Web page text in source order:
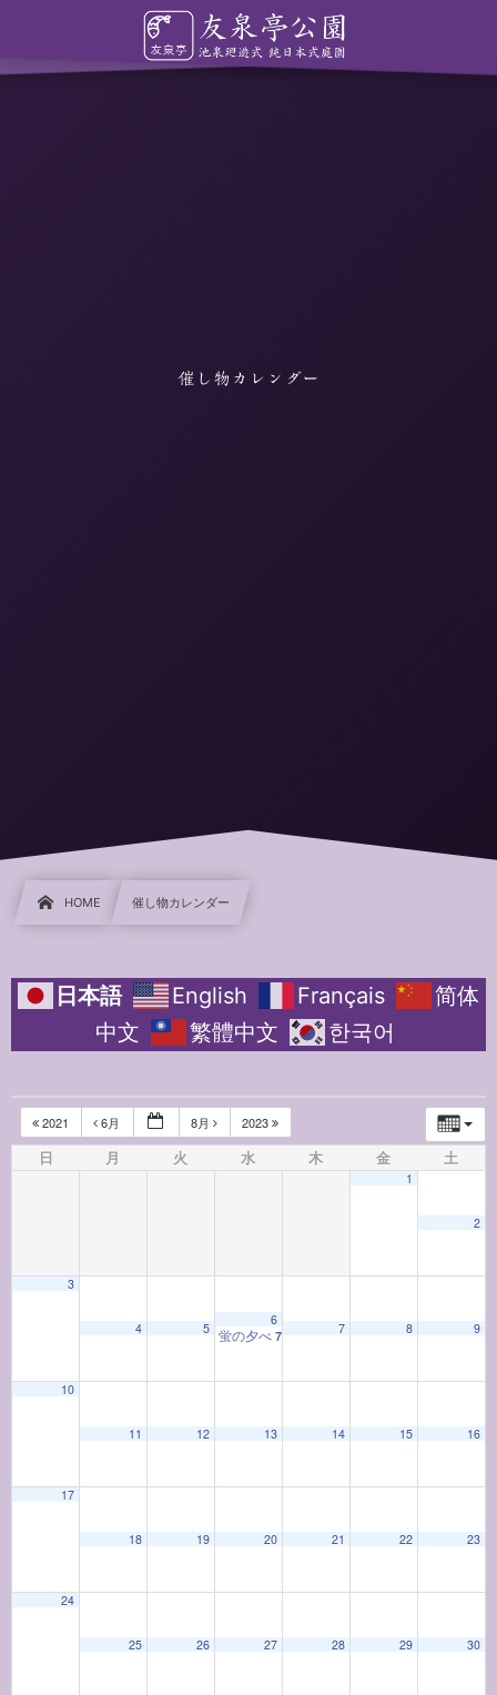
催し物カレンダー
HOME 催し物カレンダー
日本語 English Français
简体
中文
繁體中文 한국어
2021 6月 8月 2023
日 月 火 水 木 金 土
1
2
3
4 5
6
蛍の夕べ 7:00 PM 7 8 9
10
11 12 13 14 15 16
17
18 19 20 21 22 23
24
25 26 27 28 29 30